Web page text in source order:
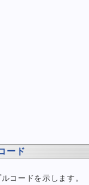
断する
ード
コードを示します。